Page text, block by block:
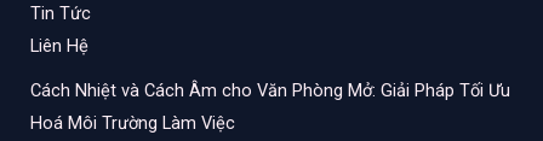
Tin Tức
Liên Hệ
Cách Nhiệt và Cách Âm cho Văn Phòng Mở: Giải Pháp Tối Ưu
Hoá Môi Trường Làm Việc